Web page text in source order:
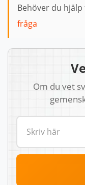
Behöver du
fråga
Om du vet